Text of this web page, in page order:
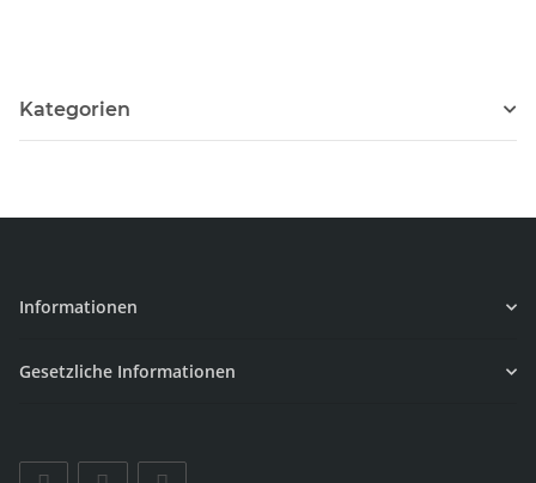
Kategorien
Informationen
Gesetzliche Informationen